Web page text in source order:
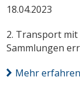
18.04.2023
2. Transport
Sammlungen
Mehr erfahren